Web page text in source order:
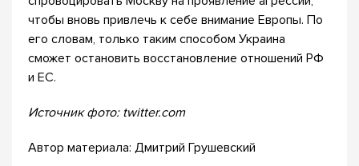
чтобы вновь привлечь к себе внимание Европы. По
его словам, только таким способом Украина
сможет остановить восстановление отношений РФ
и ЕС.
Источник фото: twitter.com
Автор материала: Дмитрий Грушевский